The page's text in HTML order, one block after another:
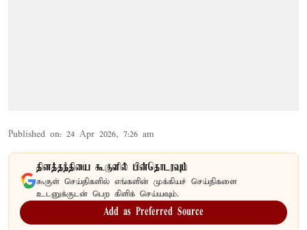
Published on: 24 Apr 2026, 7:26 am
தினத்தந்தியை கூகுளில் பின்தொடரவும்
கூகுள் செய்திகளில் எங்களின் முக்கியச் செய்திகளை
உடனுக்குடன் பெற கிளிக் செய்யவும்.
Add as Preferred Source